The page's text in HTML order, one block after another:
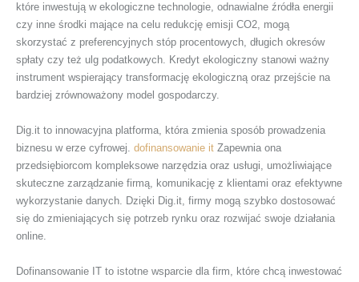
które inwestują w ekologiczne technologie, odnawialne źródła energii
czy inne środki mające na celu redukcję emisji CO2, mogą
skorzystać z preferencyjnych stóp procentowych, długich okresów
spłaty czy też ulg podatkowych. Kredyt ekologiczny stanowi ważny
instrument wspierający transformację ekologiczną oraz przejście na
bardziej zrównoważony model gospodarczy.
Dig.it to innowacyjna platforma, która zmienia sposób prowadzenia
biznesu w erze cyfrowej. dofinansowanie it Zapewnia ona
przedsiębiorcom kompleksowe narzędzia oraz usługi, umożliwiające
skuteczne zarządzanie firmą, komunikację z klientami oraz efektywne
wykorzystanie danych. Dzięki Dig.it, firmy mogą szybko dostosować
się do zmieniających się potrzeb rynku oraz rozwijać swoje działania
online.
Dofinansowanie IT to istotne wsparcie dla firm, które chcą inwestować